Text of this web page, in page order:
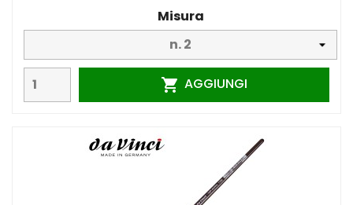
Misura
 AGGIUNGI